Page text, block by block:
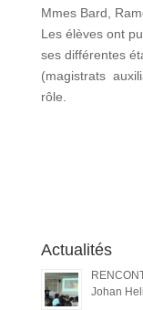
Mmes Bard,
Les élèves ont
ses différentes
(magistrats
rôle.
Actualités
Johan